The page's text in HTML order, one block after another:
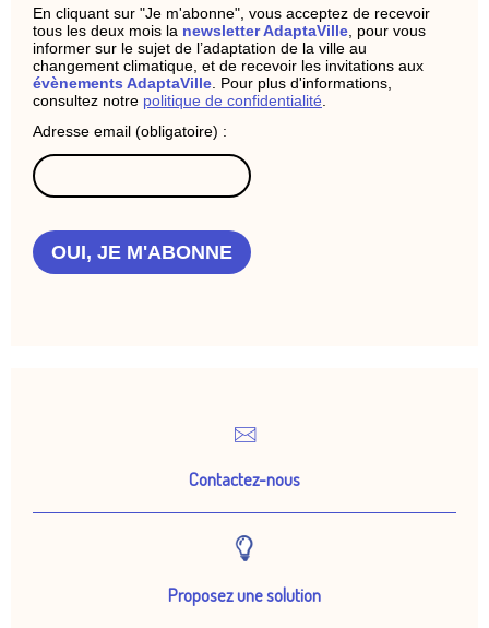
En cliquant sur "Je m'abonne", vous acceptez de recevoir
tous les deux mois la newsletter AdaptaVille , pour vous
informer sur le sujet de l’adaptation de la ville au
changement climatique, et de recevoir les invitations aux
évènements AdaptaVille . Pour plus d'informations,
consultez notre politique de confidentialité
Adresse email (obligatoire) :
OUI, JE M'ABONNE
Contactez-nous
Proposez une solution